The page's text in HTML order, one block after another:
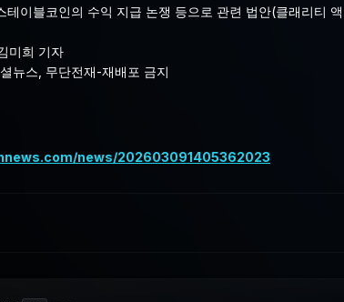
테이블코인의 수익 지급 논쟁 등으로 관련 법안(클래리티
미희 기자
뉴스, 무단전재-재배포 금지
news/202603091405362023